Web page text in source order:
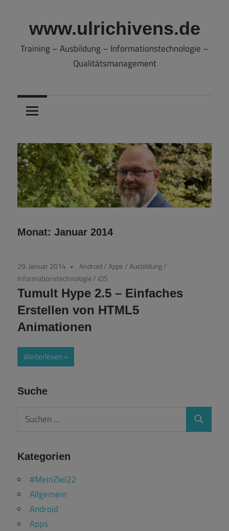
springen
www.ulrichivens.de
Training – Ausbildung – Informationstechnologie –
Qualitätsmanagement
Monat: Januar 2014
29. Januar 2014 Android/Apps/Ausbildung/
Informationstechnologie/ iOS
Tumult Hype 2.5 – Einfaches
Erstellen von HTML5
Animationen
Weiterlesen
Suche
Suchen
Suchen
Kategorien
#MeinZiel22
Allgemein
Android
Apps